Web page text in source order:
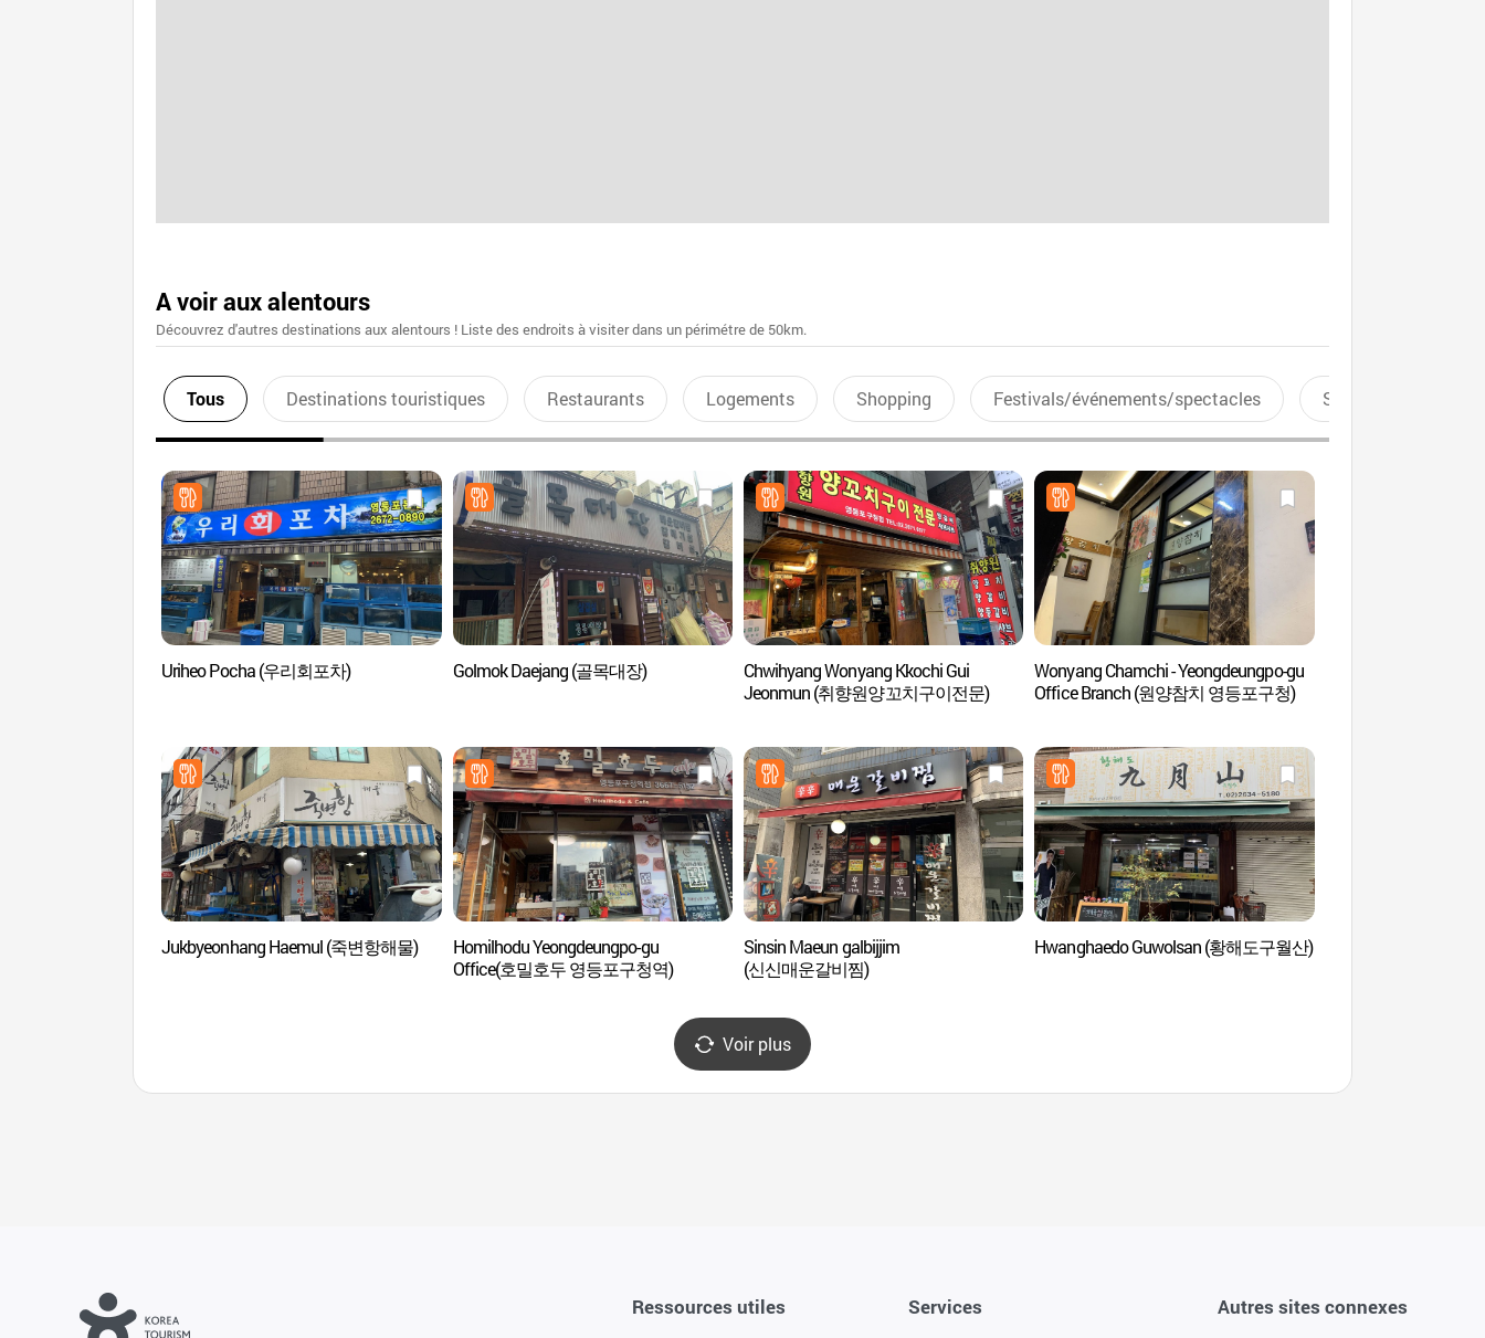
A voir aux alentours
Découvrez d'autres destinations aux alentours ! Liste des endroits à visiter dans un périmétre de 50km.
Tous Destinations touristiques Restaurants Logements Shopping Festivals/événements/spectacles Sports aquatiques
Uriheo Pocha (우리회포차) Golmok Daejang (골목대장)
Chwihyang Wonyang Kkochi Gui
Jeonmun (취향원양꼬치구이전문)
Wonyang Chamchi - Yeongdeungpo-gu
Office Branch (원양참치 영등포구청)
Jukbyeonhang Haemul (죽변항해물)
Homilhodu Yeongdeungpo-gu
Office(호밀호두 영등포구청역)
Sinsin Maeun galbijjim
(신신매운갈비찜)
Hwanghaedo Guwolsan (황해도구월산)
Voir plus
Ressources utiles Services Autres sites connexes